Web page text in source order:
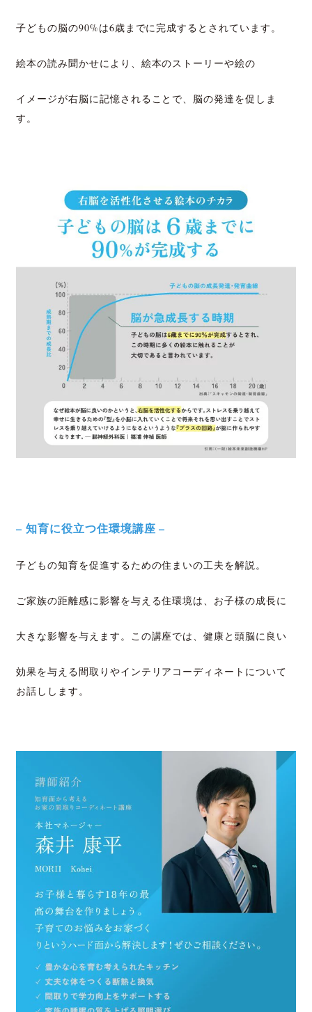
子どもの脳の90%は6歳までに完成するとされています。
絵本の読み聞かせにより、絵本のストーリーや絵の
イメージが右脳に記憶されることで、脳の発達を促しま
す。
– 知育に役立つ住環境講座 –
子どもの知育を促進するための住まいの工夫を解説。
ご家族の距離感に影響を与える住環境は、お子様の成長に
大きな影響を与えます。この講座では、健康と頭脳に良い
効果を与える間取りやインテリアコーディネートについて
お話しします。